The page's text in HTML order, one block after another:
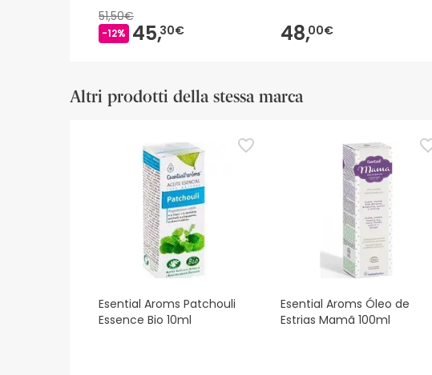
51,50€
-12% 45,30€ 48,00€
Altri prodotti della stessa marca
Esential Aroms Patchouli
Essence Bio 10ml
Esential Aroms Óleo de
Estrias Mamã 100ml